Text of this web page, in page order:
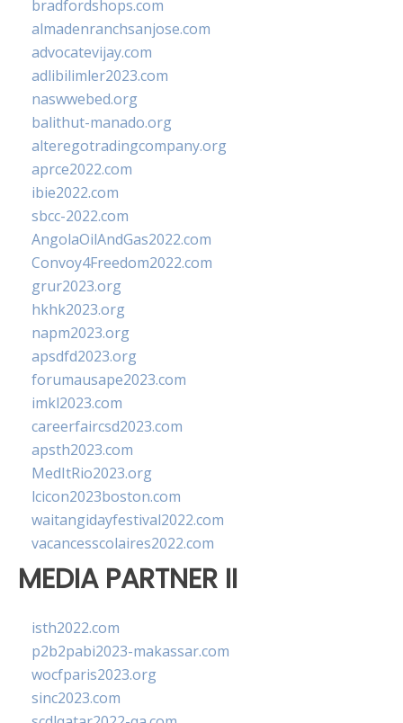
bradfordshops.com
almadenranchsanjose.com
advocatevijay.com
adlibilimler2023.com
naswwebed.org
balithut-manado.org
alteregotradingcompany.org
aprce2022.com
ibie2022.com
sbcc-2022.com
AngolaOilAndGas2022.com
Convoy4Freedom2022.com
grur2023.org
hkhk2023.org
napm2023.org
apsdfd2023.org
forumausape2023.com
imkl2023.com
careerfaircsd2023.com
apsth2023.com
MedItRio2023.org
lcicon2023boston.com
waitangidayfestival2022.com
vacancesscolaires2022.com
MEDIA PARTNER II
isth2022.com
p2b2pabi2023-makassar.com
wocfparis2023.org
sinc2023.com